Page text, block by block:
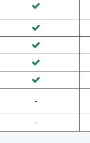
Wordt gedaan door Belsimpel
Wordt gedaan door Belsimpel
Wordt gedaan door Belsimpel
Wordt gedaan door Belsimpel
Wordt gedaan door Belsimpel
Wordt niet gedaan door
-
Wordt niet gedaan door
-